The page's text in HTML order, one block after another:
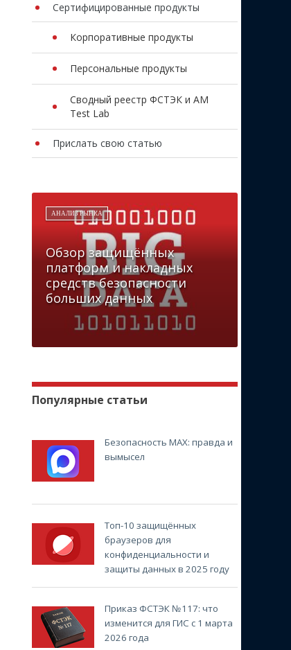
Сертифицированные продукты
Корпоративные продукты
Персональные продукты
Сводный реестр ФСТЭК и AM
Test Lab
Прислать свою статью
АНАЛИЗ РЫНКА
Обзор защищённых
платформ и накладных
средств безопасности
больших данных
Популярные статьи
Безопасность MAX: правда и
вымысел
Топ-10 защищённых
браузеров для
конфиденциальности и
защиты данных в 2025 году
Приказ ФСТЭК №117: что
изменится для ГИС с 1 марта
2026 года